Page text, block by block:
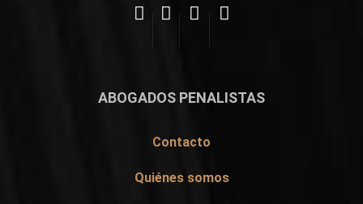
ABOGADOS PENALISTAS
Contacto
Quiénes somos